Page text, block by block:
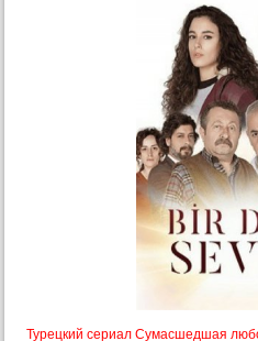
Турецкий сериал Сумасшедшая